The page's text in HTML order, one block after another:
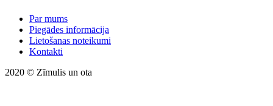
Par mums
Piegādes informācija
Lietošanas noteikumi
Kontakti
2020 © Zīmulis un ota